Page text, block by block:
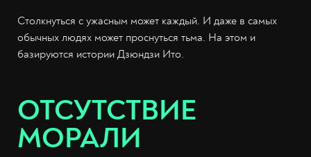
Столкнуться с ужасным может каждый. И даже в самых
обычных людях может проснуться тьма. На этом и
базируются истории Дзюндзи Ито.
ОТСУТСТВИЕ
МОРАЛИ